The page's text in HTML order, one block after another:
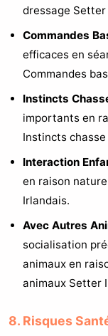
dressage Setter
Commandes
efficaces en
Commandes
Instincts
importants en
Instincts
Interaction
en raison
Irlandais.
Avec Autres
socialisation
animaux en
animaux Setter
8. Risques